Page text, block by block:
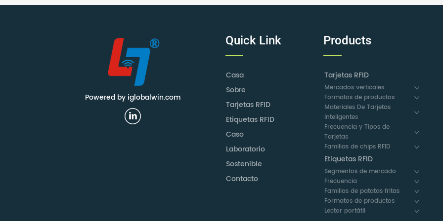
Powered by iglobalwin.com
Quick Link
Casa
Sobre
Tarjetas RFID
Etiquetas RFID
Caso
Laboratorio
Sostenible
Contacto
Products
Tarjetas RFID
Mercados verticales
Formatos de productos
Materiales De Tarjetas
Inteligentes
Frecuencia y Tipos de
Tarjetas
Familias de chips RFID
Etiquetas RFID
Segmentos de mercado
Frecuencia
Familias de patatas fritas
Formatos de productos
Lector portátil